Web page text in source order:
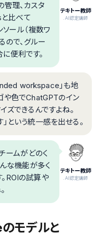
テキトー教師
.AI認定講師
理、カスタ
比べて
ール（複数ワ
ので、グルー
便利です。
workspace」も地
や色でChatGPTのイン
ズできるんですよね。
という統一感を出せる。
テキトー教師
.AI認定講師
ームがどのく
な機能が多く
ROIの試算や
モデルと